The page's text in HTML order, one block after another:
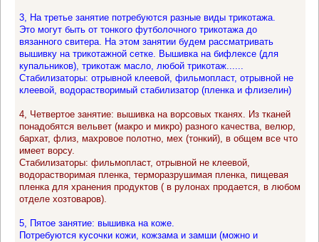
3, На третье занятие потребуются разные виды трикотажа.
Это могут быть от тонкого футболочного трикотажа до
вязанного свитера. На этом занятии будем рассматривать
вышивку на трикотажной сетке. Вышивка на бифлексе (для
купальников), трикотаж масло, любой трикотаж......
Стабилизаторы: отрывной клеевой, фильмопласт, отрывной не
клеевой, водорастворимый стабилизатор (пленка и флизелин)
4, Четвертое занятие: вышивка на ворсовых тканях. Из тканей
понадобятся вельвет (макро и микро) разного качества, велюр,
бархат, флиз, махровое полотно, мех (тонкий), в общем все что
имеет ворсу.
Стабилизаторы: фильмопласт, отрывной не клеевой,
водорастворимая пленка, терморазрушимая пленка, пищевая
пленка для хранения продуктов ( в рулонах продается, в любом
отделе хозтоваров).
5, Пятое занятие: вышивка на коже.
Потребуются кусочки кожи, кожзама и замши (можно и